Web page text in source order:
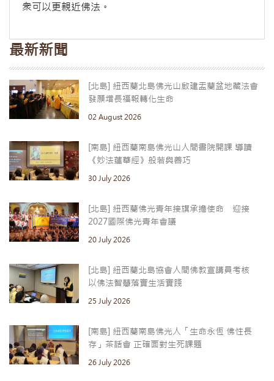
衆可以更親近佛法。
最新新聞
[北島] 紐西蘭北島佛光山啟建盂蘭盆地藏法會
發願增長福報轉化生命
02 August 2026
[南島] 紐西蘭南島佛光山人間書院開課 導讀
《妙法蓮華經》般若與善巧
30 July 2026
[北島] 紐西蘭佛光青年接旗承擔使命 迎接
2027國際佛光青年會議
20 July 2026
[北島] 紐西蘭北島協會人間佛教宣講員考核
以佛法智慧落實生活實踐
25 July 2026
[南島] 紐西蘭南島佛光人「生命永恆 佛性長
存」茶話會 正確面對生死課題
26 July 2026